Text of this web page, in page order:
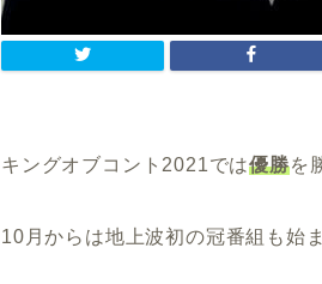
キングオブコント2021では優勝を
10月からは地上波初の冠番組も始